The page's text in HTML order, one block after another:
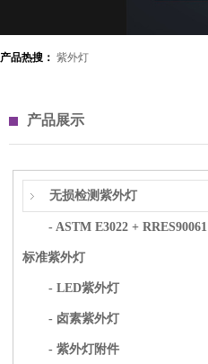
产品热搜： 紫外灯
产品展示
无损检测紫外灯
- ASTM E3022 + RRES90061
标准紫外灯
- LED紫外灯
- 卤素紫外灯
- 紫外灯附件